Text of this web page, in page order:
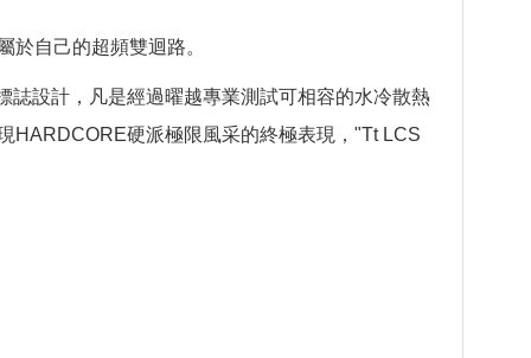
自己的超頻雙迴路。
設計，凡是經過曜越專業測試可相容的水冷散熱
HARDCORE硬派極限風采的終極表現，"Tt LCS